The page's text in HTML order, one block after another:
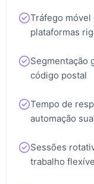
Suíça
Costa do
Tráfego móvel
plataformas
Segmentação
código postal
Tempo de
automação
Sessões
trabalho